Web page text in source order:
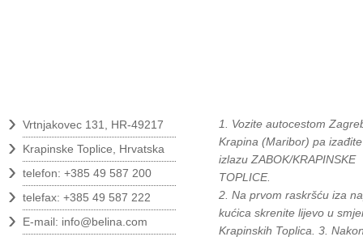
› Vrtnjakovec 131, HR-49217
› Krapinske Toplice, Hrvatska
› telefon: +385 49 587 200
› telefax: +385 49 587 222
› E-mail: info@belina.com
1. Vozite autocestom
Krapina (Maribor) pa
izlazu ZABOK/KRAPINSKE
TOPLICE.
2. Na prvom raskršću iza
kućica skrenite lijevo u
Krapinskih Toplica. 3.